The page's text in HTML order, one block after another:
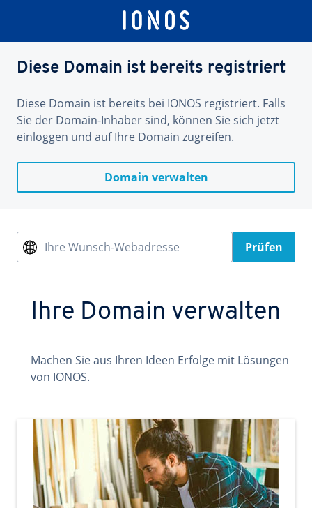
Diese Domain ist bereits registriert
Diese Domain ist bereits bei IONOS registriert. Falls
Sie der Domain-Inhaber sind, können Sie sich jetzt
einloggen und auf Ihre Domain zugreifen.
Domain verwalten
Ihre Wunsch-Webadresse Prüfen
Ihre Domain verwalten
Machen Sie aus Ihren Ideen Erfolge mit Lösungen
von IONOS.